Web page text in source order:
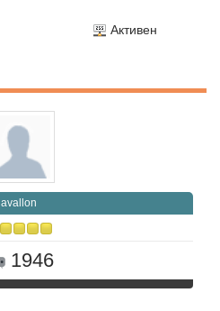
Активен
avallon
1946